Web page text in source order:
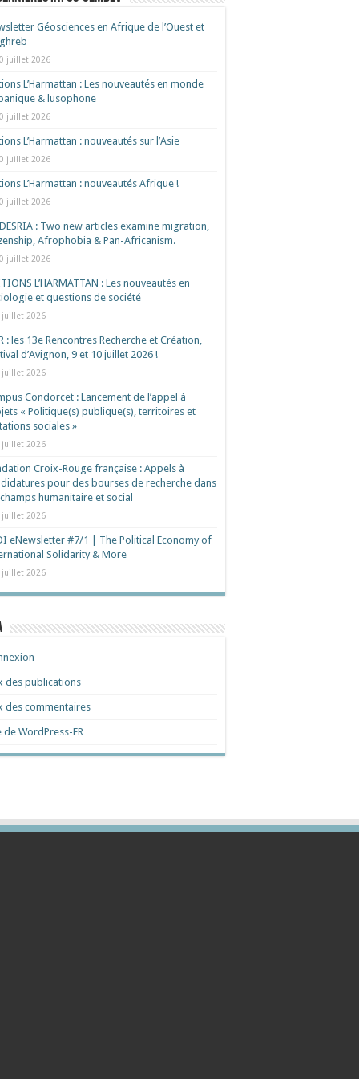
Géosciences en Afrique de l’Ouest et
juillet 2026
L’Harmattan : Les nouveautés en monde
& lusophone
juillet 2026
L’Harmattan : nouveautés sur l’Asie
juillet 2026
L’Harmattan : nouveautés Afrique !​
juillet 2026
: Two new articles examine migration,
Afrophobia & Pan-Africanism.
juillet 2026
L’HARMATTAN : Les nouveautés en
et questions de société
juillet 2026
: les 13e Rencontres Recherche et Création,
d’Avignon, 9 et 10 juillet 2026 !
juillet 2026
Condorcet : Lancement de l’appel à
« Politique(s) publique(s), territoires et
sociales »
juillet 2026
Croix-Rouge française : Appels à
pour des bourses de recherche dans
humanitaire et social
juillet 2026
eNewsletter #7/1 | The Political Economy of
Solidarity & More
juillet 2026
des publications
des commentaires
de WordPress-FR